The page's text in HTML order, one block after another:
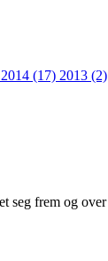
2014 (17) 2013 (2)
seg frem og over